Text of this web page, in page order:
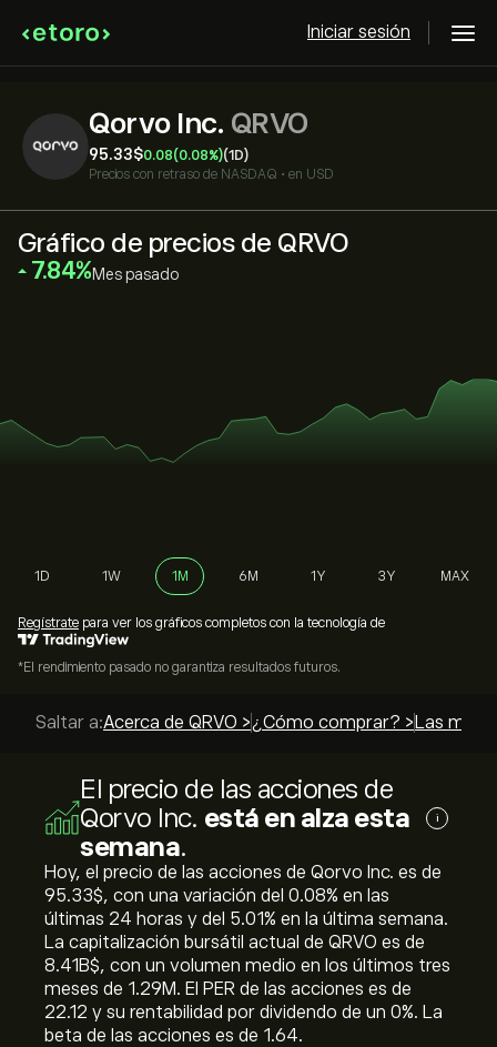
Iniciar sesión
Qorvo Inc. QRVO
95.33‎$‎0.08(0.08%)(1D)
Precios con retraso de NASDAQ • en USD
Gráfico de precios de QRVO
‎7.84‎ Mes pasado
1D 1W 1M 6M 1Y 3Y MAX
Regístrate para ver los gráficos completos con la tecnología de
*El rendimiento pasado no garantiza resultados futuros.
Saltar a:Acerca de QRVO >¿Cómo comprar? > Las
El precio de las acciones de
Qorvo Inc. está en alza esta
semana.
i
Hoy, el precio de las acciones de Qorvo Inc. es de
95.33‎$‎, con una variación del ‎0.08‎% en las
últimas 24 horas y del ‎5.01‎% en la última semana.
La capitalización bursátil actual de QRVO es de
8.41B‎$‎, con un volumen medio en los últimos tres
meses de 1.29M. El PER de las acciones es de
22.12 y su rentabilidad por dividendo de un 0%. La
beta de las acciones es de 1.64.